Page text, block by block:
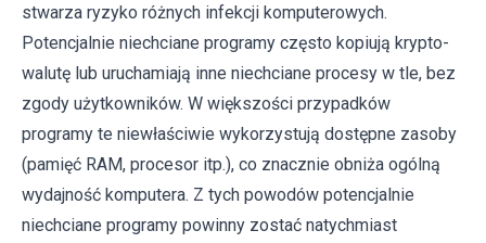
stwarza ryzyko różnych infekcji komputerowych.
Potencjalnie niechciane programy często kopiują krypto-
walutę lub uruchamiają inne niechciane procesy w tle, bez
zgody użytkowników. W większości przypadków
programy te niewłaściwie wykorzystują dostępne zasoby
(pamięć RAM, procesor itp.), co znacznie obniża ogólną
wydajność komputera. Z tych powodów potencjalnie
niechciane programy powinny zostać natychmiast